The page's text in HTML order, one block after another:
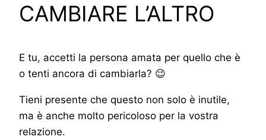
CAMBIARE L’ALTRO
E tu, accetti la persona amata per quello che è
o tenti ancora di cambiarla? 😉
Tieni presente che questo non solo è inutile,
ma è anche molto pericoloso per la vostra
relazione.